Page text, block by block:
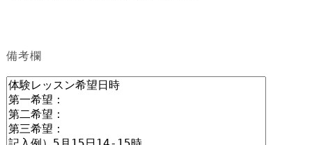
備考欄